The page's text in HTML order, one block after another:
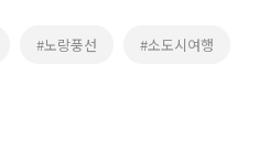
#노랑풍선 #소도시여행